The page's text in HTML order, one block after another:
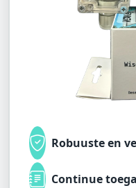
Robuuste en
Continue